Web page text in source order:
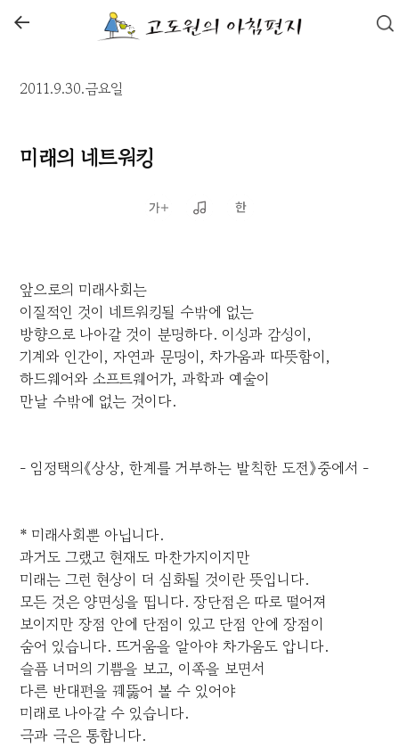
←
2011.9.30.금요일
미래의 네트워킹
앞으로의 미래사회는
이질적인 것이 네트워킹될 수밖에 없는
방향으로 나아갈 것이 분명하다. 이성과 감성이,
기계와 인간이, 자연과 문명이, 차가움과 따뜻함이,
하드웨어와 소프트웨어가, 과학과 예술이
만날 수밖에 없는 것이다.
- 임정택의《상상, 한계를 거부하는 발칙한 도전》중에서 -
* 미래사회뿐 아닙니다.
과거도 그랬고 현재도 마찬가지이지만
미래는 그런 현상이 더 심화될 것이란 뜻입니다.
모든 것은 양면성을 띱니다. 장단점은 따로 떨어져
보이지만 장점 안에 단점이 있고 단점 안에 장점이
숨어 있습니다. 뜨거움을 알아야 차가움도 압니다.
슬픔 너머의 기쁨을 보고, 이쪽을 보면서
다른 반대편을 꿰뚫어 볼 수 있어야
미래로 나아갈 수 있습니다.
극과 극은 통합니다.